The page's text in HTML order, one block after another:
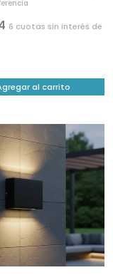
6 cuotas sin interés de
al carrito